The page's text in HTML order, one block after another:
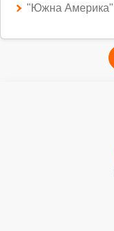
"Южна Америка"